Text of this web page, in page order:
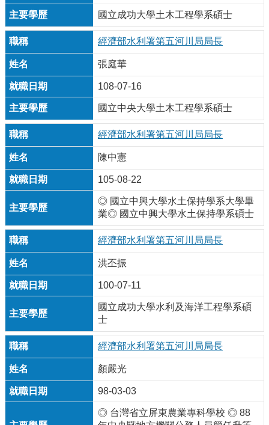
國立成功大學土木工程學系碩士
經濟部水利署第五河川局局長
張庭華
108-07-16
國立中央大學土木工程學系碩士
經濟部水利署第五河川局局長
陳中憲
105-08-22
◎ 國立中興大學水土保持學系大學畢
業◎ 國立中興大學水土保持學系碩士
經濟部水利署第五河川局局長
洪丕振
100-07-11
國立成功大學水利及海洋工程學系碩
士
經濟部水利署第五河川局局長
顏嚴光
98-03-03
◎ 台灣省立屏東農業專科學校 ◎ 88